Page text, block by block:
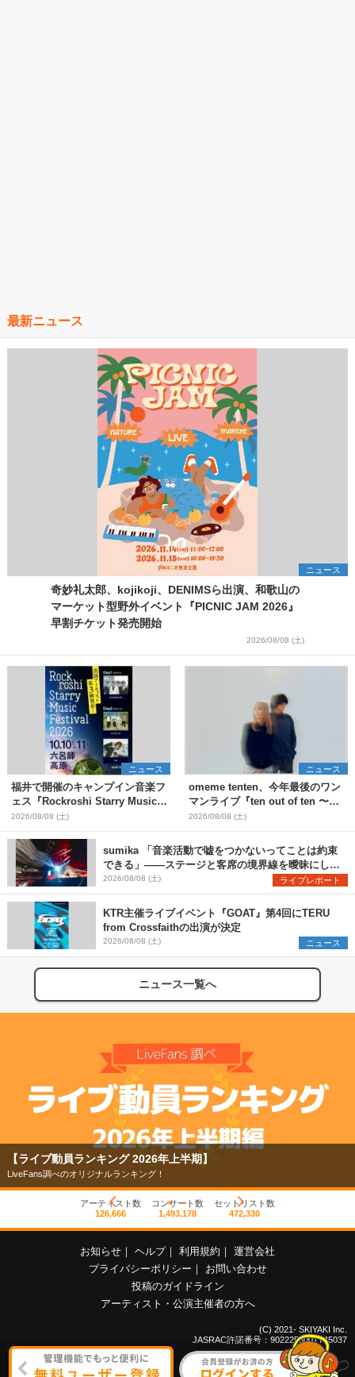
最新ニュース
ニュース
奇妙礼太郎、kojikoji、DENIMSら出演、和歌山の
マーケット型野外イベント『PICNIC JAM 2026』
早割チケット発売開始
2026/08/08 (土)
ニュース
福井で開催のキャンプイン音楽フ
ェス『Rockroshi Starry Music
Festival 2026』第3弾出演者とし
てSCOOBIE DO、かりゆし58、
Reiを発表
2026/08/08 (土)
ニュース
omeme tenten、今年最後のワン
マンライブ『ten out of ten 〜
one man〜』を11月に開催決定
2026/08/08 (土)
sumika 「音楽活動で嘘をつかないってことは約束
できる」――ステージと客席の境界線を曖昧にし
た、ツアーファイナル武道館公演レポート
2026/08/08 (土) ライブレポート
KTR主催ライブイベント『GOAT』第4回にTERU
from Crossfaithの出演が決定
2026/08/08 (土) ニュース
ニュース一覧へ
【ライブ動員ランキング 2026年上半期】
LiveFans調べのオリジナルランキング！
アーティスト数
126,666
コンサート数
1,493,178
セットリスト数
472,330
お知らせ ｜ ヘルプ｜ 利用規約 ｜ 運営会社
プライバシーポリシー ｜
お問い合わせ
投稿のガイドライン
アーティスト・公演主催者の方へ
(C) 2021- SKIYAKI Inc.
JASRAC許諾番号：9022255001Y45037